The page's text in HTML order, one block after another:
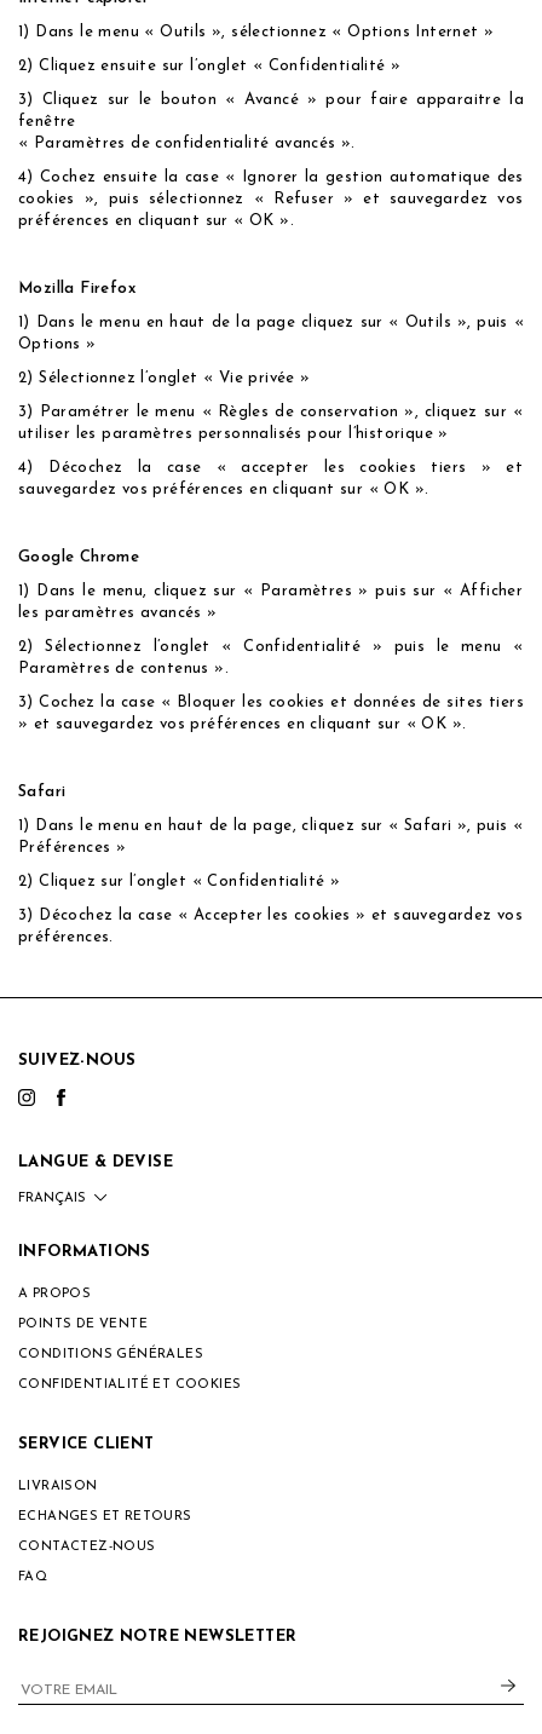
1) Dans le menu « Outils », sélectionnez « Options Internet »
2) Cliquez ensuite sur l’onglet « Confidentialité »
3) Cliquez sur le bouton « Avancé » pour faire apparaitre la
fenêtre
« Paramètres de confidentialité avancés ».
4) Cochez ensuite la case « Ignorer la gestion automatique des
cookies », puis sélectionnez « Refuser » et sauvegardez vos
préférences en cliquant sur « OK ».
Mozilla Firefox
1) Dans le menu en haut de la page cliquez sur « Outils », puis «
Options »
2) Sélectionnez l’onglet « Vie privée »
3) Paramétrer le menu « Règles de conservation », cliquez sur «
utiliser les paramètres personnalisés pour l’historique »
4) Décochez la case « accepter les cookies tiers » et
sauvegardez vos préférences en cliquant sur « OK ».
Google Chrome
1) Dans le menu, cliquez sur « Paramètres » puis sur « Afficher
les paramètres avancés »
2) Sélectionnez l’onglet « Confidentialité » puis le menu «
Paramètres de contenus ».
3) Cochez la case « Bloquer les cookies et données de sites tiers
» et sauvegardez vos préférences en cliquant sur « OK ».
Safari
1) Dans le menu en haut de la page, cliquez sur « Safari », puis «
Préférences »
2) Cliquez sur l’onglet « Confidentialité »
3) Décochez la case « Accepter les cookies » et sauvegardez vos
préférences.
SUIVEZ-NOUS
LANGUE & DEVISE
INFORMATIONS
A PROPOS
POINTS DE VENTE
CONDITIONS GÉNÉRALES
CONFIDENTIALITÉ ET COOKIES
SERVICE CLIENT
LIVRAISON
ECHANGES ET RETOURS
CONTACTEZ-NOUS
FAQ
REJOIGNEZ NOTRE NEWSLETTER